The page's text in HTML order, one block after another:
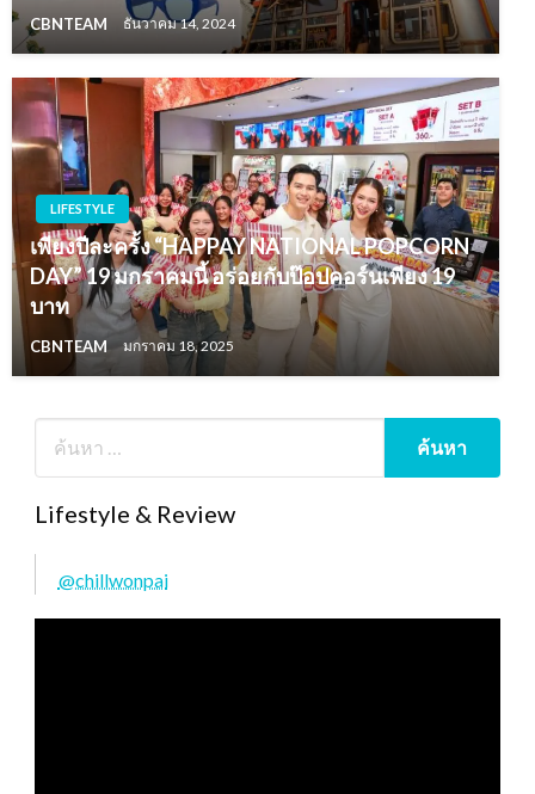
CBNTEAM ธันวาคม 14, 2024
LIFESTYLE
เพียงปีละครั้ง “HAPPAY NATIONAL POPCORN
DAY” 19 มกราคมนี้ อร่อยกับป๊อปคอร์นเพียง 19
บาท
CBNTEAM มกราคม 18, 2025
Lifestyle & Review
@chillwonpai